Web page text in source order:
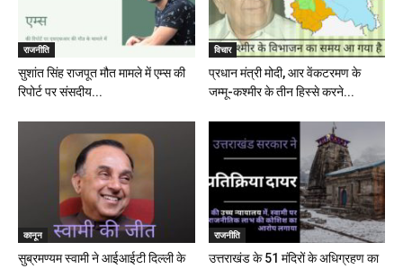
राजनीति
सुशांत सिंह राजपूत मौत मामले में एम्स की
रिपोर्ट पर संसदीय...
विचार
प्रधान मंत्री मोदी, आर वेंकटरमण के
जम्मू-कश्मीर के तीन हिस्से करने...
कानून
सुब्रमण्यम स्वामी ने आईआईटी दिल्ली के
राजनीति
उत्तराखंड के 51 मंदिरों के अधिग्रहण का